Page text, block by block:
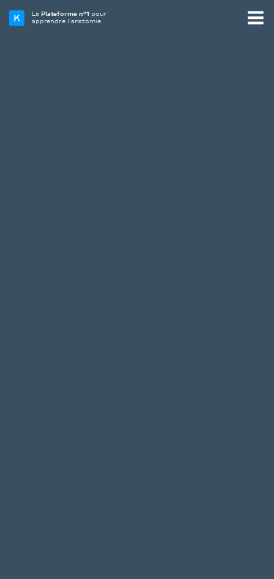
La Plateforme n°1 pour
apprendre l’anatomie